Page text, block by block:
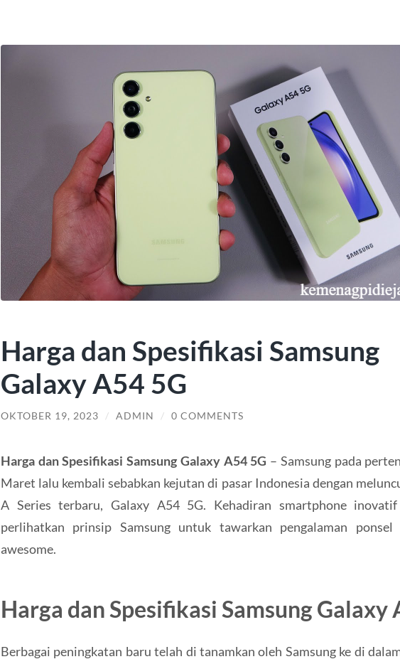
Harga dan Spesifikasi Samsung
Galaxy A54 5G
OKTOBER 19, 2023 / ADMIN / 0 COMMENTS
Harga dan Spesifikasi Samsung Galaxy A54 5G – Samsung pada
Maret lalu kembali sebabkan kejutan di pasar Indonesia dengan
A Series terbaru, Galaxy A54 5G. Kehadiran smartphone inovatif
perlihatkan prinsip Samsung untuk tawarkan pengalaman
awesome.
Harga dan Spesifikasi Samsung Galaxy
Berbagai peningkatan baru telah di tanamkan oleh Samsung ke di